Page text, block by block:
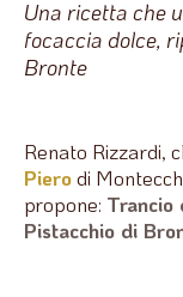
Una ricetta che
focaccia dolce,
Bronte
Renato Rizzardi,
Pierodi
propone: Trancio
Pistacchio di